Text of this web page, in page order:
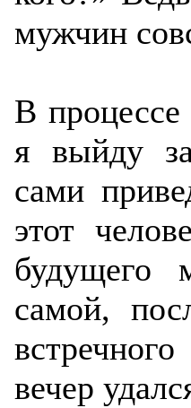
мужчин
В
я выйду
сами
этот
будущего
самой,
вечер